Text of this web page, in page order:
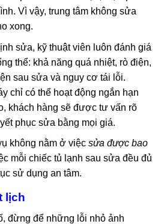
Vì vậy, trung tâm không sửa
xong.
sửa, kỹ thuật viên luôn đánh giá
thể: khả năng quá nhiệt, rò điện,
sau sửa và nguy cơ tái lỗi.
chỉ có thể hoạt động ngắn hạn
khách hàng sẽ được tư vấn rõ
phục sửa bằng mọi giá.
không nằm ở việc sửa được bao
mỗi chiếc tủ lạnh sau sửa đều đủ
sử dụng an tâm.
lịch
đừng để những lỗi nhỏ ảnh